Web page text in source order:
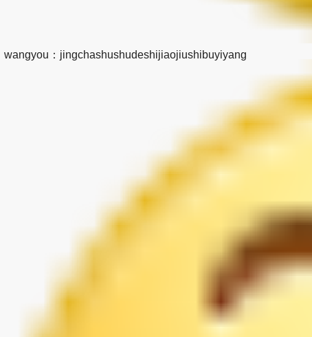
wangyou：jingchashushudeshijiaojiushibuyiyang